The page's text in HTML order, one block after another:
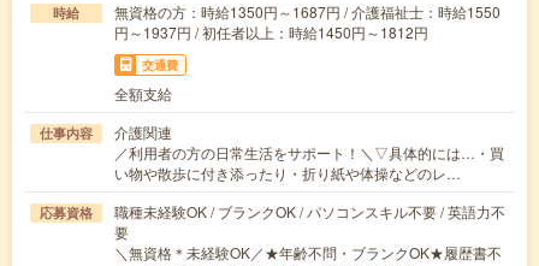
時給
無資格の方：時給1350円～1687円 / 介護福祉士：時給1550
円～1937円 / 初任者以上：時給1450円～1812円
交通費
全額支給
仕事内容
介護関連
／利用者の方の日常生活をサポート！＼▽具体的には…・買
い物や散歩に付き添ったり・折り紙や体操などのレ…
応募資格
職種未経験OK / ブランクOK / パソコンスキル不要 / 英語力不
要
＼無資格＊未経験OK／★年齢不問・ブランクOK★履歴書不